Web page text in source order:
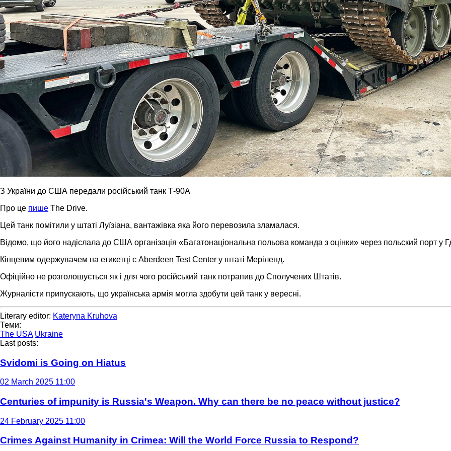
З України до США передали російський танк Т-90А
Про це пише The Drive.
Цей танк помітили у штаті Луїзіана, вантажівка яка його перевозила зламалася.
Відомо, що його надіслала до США організація «Багатонаціональна польова команда з оцінки» через польский порт у
Кінцевим одержувачем на етикетці є Aberdeen Test Center у штаті Меріленд.
Офіційно не розголошується як і для чого російський танк потрапив до Сполучених Штатів.
Журналісти припускають, що українська армія могла здобути цей танк у вересні.
Literary editor: Kateryna Kruhova
Теми:
The USA Ukraine
Last posts:
Svidomi is Going on Hiatus
02 March 2025 11:00
Centuries of impunity is Russia's Weapon. Why can there be no peace without justice?
24 February 2025 11:00
Crimes Against Humanity in Crimea: Will the World Force Russia to Respond?